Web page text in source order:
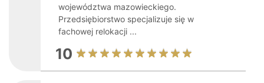
województwa mazowieckiego.
Przedsiębiorstwo specjalizuje się w
fachowej relokacji ...
10